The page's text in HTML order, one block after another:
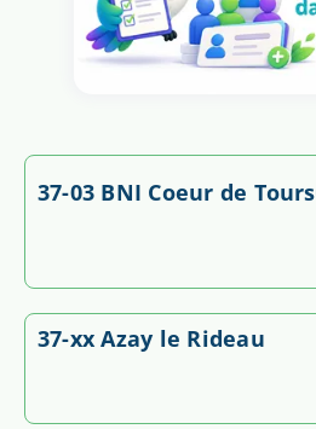
37-03 BNI Coeur de Tours
37-xx Azay le Rideau